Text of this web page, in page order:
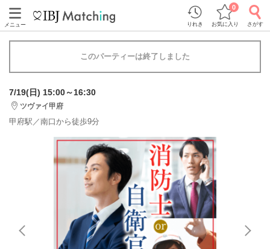
メニュー りれき お気に入り
0
さがす
このパーティーは終了しました
7/19(日) 15:00～16:30
ツヴァイ甲府
甲府駅／南口から徒歩9分